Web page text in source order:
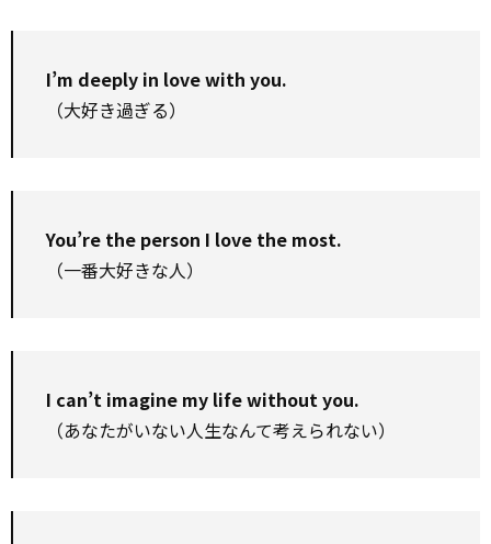
I’m deeply in love with you.
（大好き過ぎる）
You’re the person I love the most.
（一番大好きな人）
I can’t imagine my life without you.
（あなたがいない人生なんて考えられない）